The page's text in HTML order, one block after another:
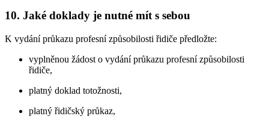
10. Jaké doklady je nutné mít s sebou
K vydání průkazu profesní způsobilosti řidiče předložte:
vyplněnou žádost o vydání průkazu profesní způsobilosti
řidiče,
platný doklad totožnosti,
platný řidičský průkaz,